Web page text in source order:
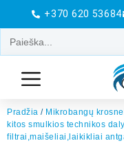
+370 620 53684
Pradžia / Mikrobangų
kitos smulkios technikos
filtrai,maišeliai,laikikliai